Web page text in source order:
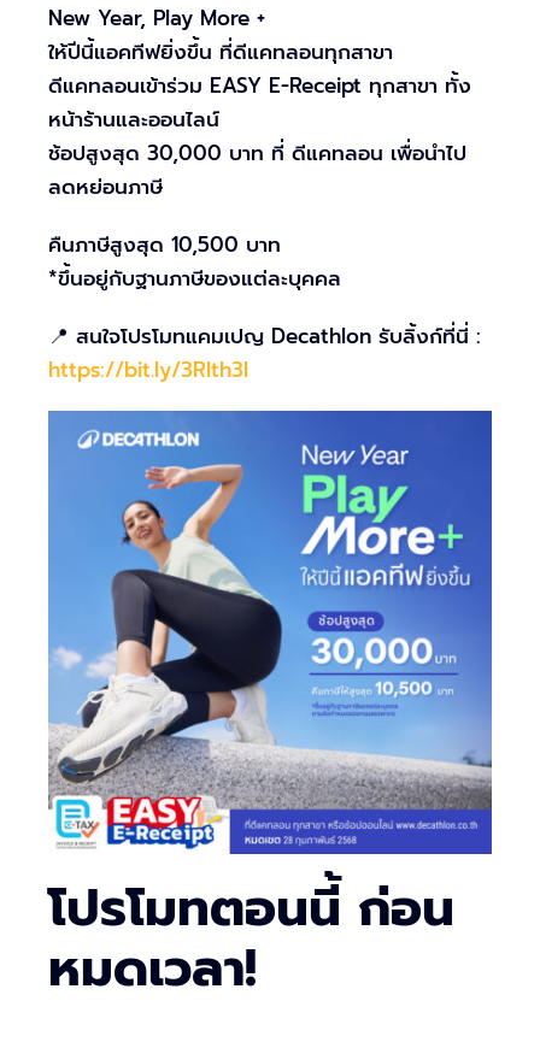
New Year, Play More +
ให้ปีนี้แอคทีฟยิ่งขึ้น ที่ดีแคทลอนทุกสาขา
ดีแคทลอนเข้าร่วม EASY E-Receipt ทุกสาขา ทั้ง
หน้าร้านและออนไลน์
ช้อปสูงสุด 30,000 บาท ที่ ดีแคทลอน เพื่อนำไป
ลดหย่อนภาษี
คืนภาษีสูงสุด 10,500 บาท
*ขึ้นอยู่กับฐานภาษีของแต่ละบุคคล
📍 สนใจโปรโมทแคมเปญ Decathlon รับลิ้งก์ที่นี่ :
https://bit.ly/3RIth3l
โปรโมทตอนนี้ ก่อน
หมดเวลา!